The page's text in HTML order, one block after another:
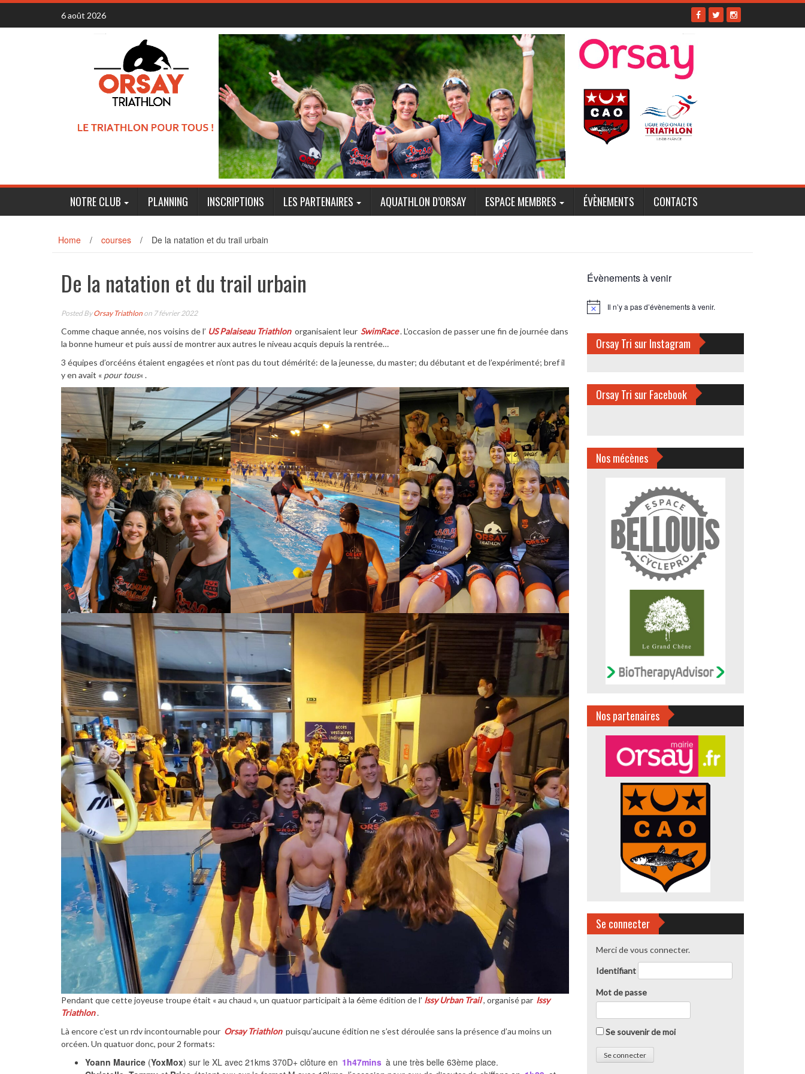
Skip
content
6 août 2026
NOTRE CLUB PLANNING INSCRIPTIONS LES PARTENAIRES AQUATHLON D’ORSAY ESPACE MEMBRES ÉVÈNEMENTS CONTACTS
Home / courses / De la natation et du trail urbain
De la natation et du trail urbain
Posted ByOrsay Triathlon on 7 février 2022
Comme chaque année, nos voisins de l’ US Palaiseau Triathlon organisaient leur SwimRace. L’occasion de passer une fin de journée dans
la bonne humeur et puis aussi de montrer aux autres le niveau acquis depuis la rentrée…
3 équipes d’orcééns étaient engagées et n’ont pas du tout démérité: de la jeunesse, du master; du débutant et de l’expérimenté; bref il
y en avait « pour tous« .
Pendant que cette joyeuse troupe était « au chaud », un quatuor participait à la 6ème édition de l’ Issy Urban Trail, organisé par Issy
Triathlon.
Là encore c’est un rdv incontournable pour Orsay Triathlon puisqu’aucune édition ne s’est déroulée sans la présence d’au moins un
orcéen. Un quatuor donc, pour 2 formats:
Yoann Maurice (YoxMox) sur le XL avec 21kms 370D+ clôture en 1h47mins à une très belle 63ème place.
Évènements à venir
Notice Il n’y a pas d’évènements à venir.
Orsay Tri sur Instagram
Orsay Tri sur Facebook
Nos mécènes
Nos partenaires
Se connecter
Merci de vous connecter.
Identifiant
Mot de passe
Se souvenir de moi